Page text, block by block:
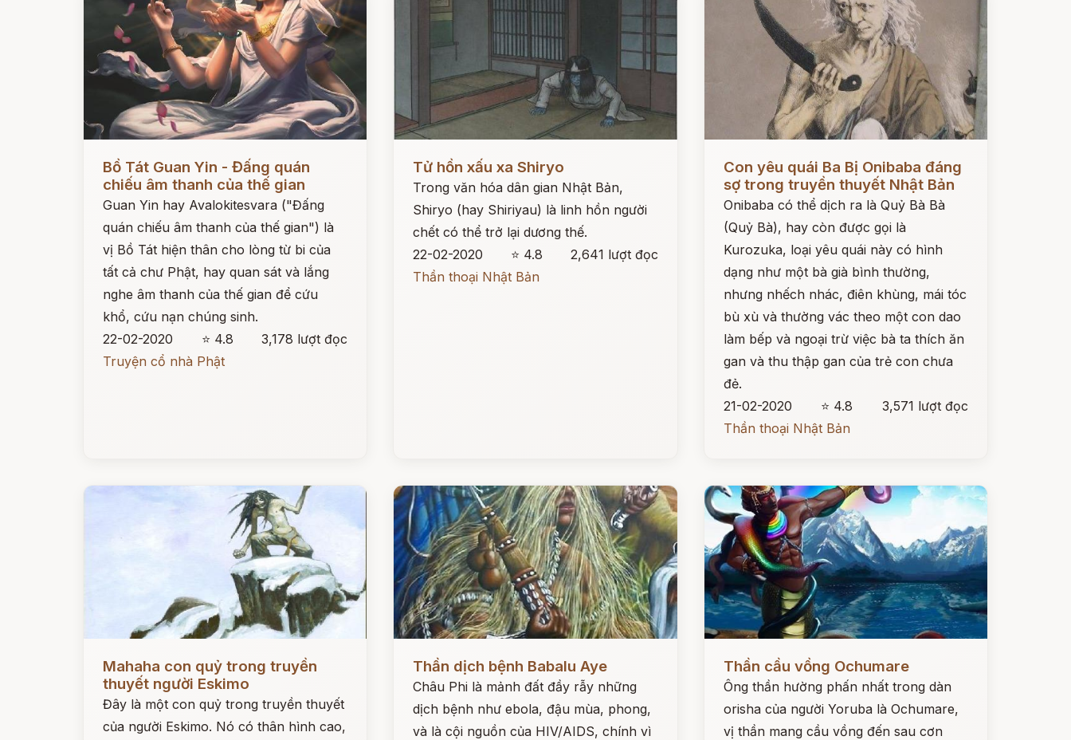
Đọc ngay
Bồ Tát Guan Yin - Đấng quán
chiếu âm thanh của thế gian
Guan Yin hay Avalokitesvara ("Đấng
quán chiếu âm thanh của thế gian") là
vị Bồ Tát hiện thân cho lòng từ bi của
tất cả chư Phật, hay quan sát và lắng
nghe âm thanh của thế gian để cứu
khổ, cứu nạn chúng sinh.
22-02-2020
⭐ 4.8
3,178 lượt đọc
Truyện cổ nhà Phật
Đọc ngay
Tử hồn xấu xa Shiryo
Trong văn hóa dân gian Nhật Bản,
Shiryo (hay Shiriyau) là linh hồn người
chết có thể trở lại dương thế.
22-02-2020
⭐ 4.8
2,641 lượt đọc
Thần thoại Nhật Bản
Con yêu quái Ba Bị Onibaba đáng
sợ trong truyền thuyết Nhật Bản
Onibaba có thể dịch ra là Quỷ Bà Bà
(Quỷ Bà), hay còn được gọi là
Kurozuka, loại yêu quái này có hình
dạng như một bà già bình thường,
nhưng nhếch nhác, điên khùng, mái tóc
bù xù và thường vác theo một con dao
làm bếp và ngoại trừ việc bà ta thích ăn
gan và thu thập gan của trẻ con chưa
đẻ.
21-02-2020
⭐ 4.8
3,571 lượt đọc
Thần thoại Nhật Bản
Mahaha con quỷ trong truyền
thuyết người Eskimo
Đây là một con quỷ trong truyền thuyết
của người Eskimo. Nó có thân hình cao,
Đọc ngay
Thần dịch bệnh Babalu Aye
Châu Phi là mảnh đất đầy rẫy những
dịch bệnh như ebola, đậu mùa, phong,
và là cội nguồn của HIV/AIDS, chính vì
Đọc ngay
Thần cầu vồng Ochumare
Ông thần hường phấn nhất trong dàn
orisha của người Yoruba là Ochumare,
vị thần mang cầu vồng đến sau cơn